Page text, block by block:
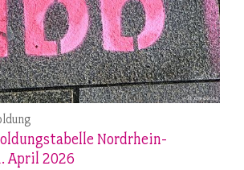
Nordrhein-
April 2026